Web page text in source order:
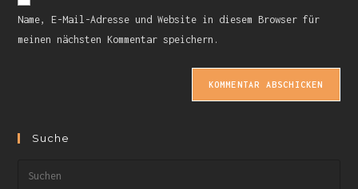
Name, E-Mail-Adresse und Website in diesem Browser für
meinen nächsten Kommentar speichern.
Suche